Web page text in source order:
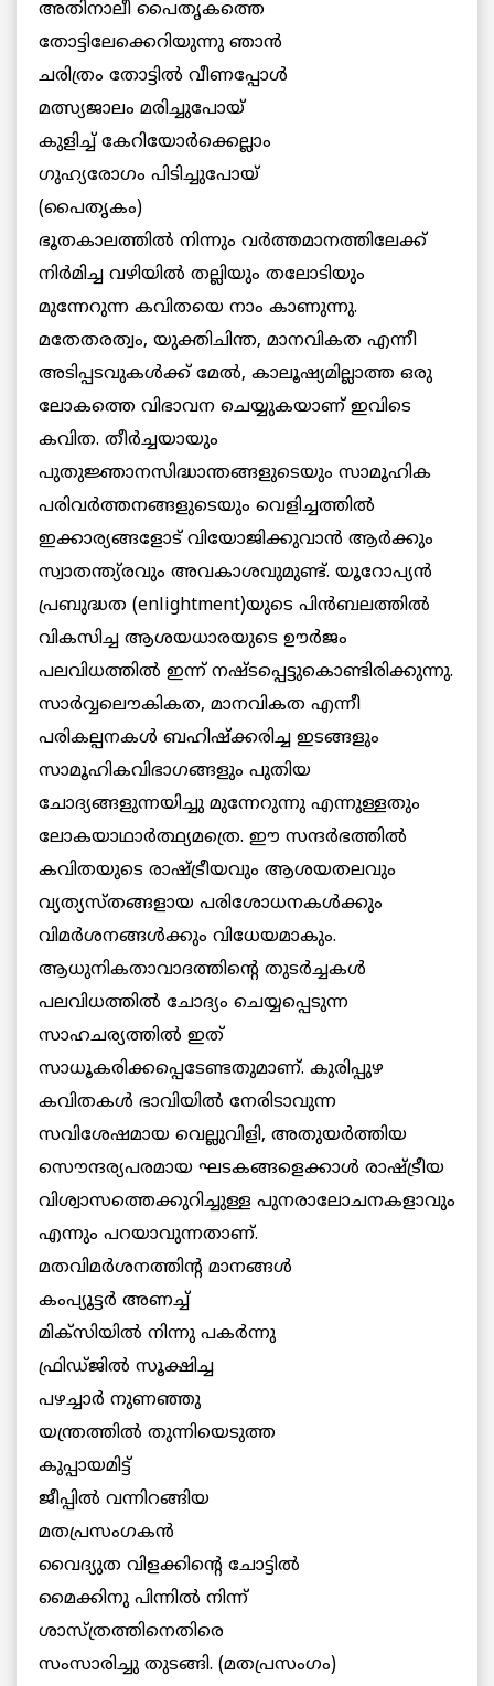
അതിനാലീ പൈതൃകത്തെ
തോട്ടിലേക്കെറിയുന്നു ഞാന്‍
ചരിത്രം തോട്ടില്‍ വീണപ്പോള്‍
മത്സ്യജാലം മരിച്ചുപോയ്
കുളിച്ച് കേറിയോര്‍ക്കെല്ലാം
ഗുഹ്യരോഗം പിടിച്ചുപോയ്
(പൈതൃകം)
ഭൂതകാലത്തില്‍ നിന്നും വര്‍ത്തമാനത്തിലേക്ക്
നിര്‍മിച്ച വഴിയില്‍ തല്ലിയും തലോടിയും
മുന്നേറുന്ന കവിതയെ നാം കാണുന്നു.
മതേതരത്വം, യുക്തിചിന്ത, മാനവികത എന്നീ
അടിപ്പടവുകള്‍ക്ക് മേല്‍, കാലൂഷ്യമില്ലാത്ത ഒരു
ലോകത്തെ വിഭാവന ചെയ്യുകയാണ് ഇവിടെ
കവിത. തീര്‍ച്ചയായും
പുതുജ്ഞാനസിദ്ധാന്തങ്ങളുടെയും സാമൂഹിക
പരിവര്‍ത്തനങ്ങളുടെയും വെളിച്ചത്തില്‍
ഇക്കാര്യങ്ങളോട് വിയോജിക്കുവാന്‍ ആര്‍ക്കും
സ്വാതന്ത്യ്രവും അവകാശവുമുണ്ട്. യൂറോപ്യന്‍
പ്രബുദ്ധത (enlightment)യുടെ പിന്‍ബലത്തില്‍
വികസിച്ച ആശയധാരയുടെ ഊര്‍ജം
പലവിധത്തില്‍ ഇന്ന് നഷ്ടപ്പെട്ടുകൊണ്ടിരിക്കുന്നു.
സാര്‍വ്വലൌകികത, മാനവികത എന്നീ
പരികല്പനകള്‍ ബഹിഷ്ക്കരിച്ച ഇടങ്ങളും
സാമൂഹികവിഭാഗങ്ങളും പുതിയ
ചോദ്യങ്ങളുന്നയിച്ചു മുന്നേറുന്നു എന്നുള്ളതും
ലോകയാഥാര്‍ത്ഥ്യമത്രെ. ഈ സന്ദര്‍ഭത്തില്‍
കവിതയുടെ രാഷ്ട്രീയവും ആശയതലവും
വ്യത്യസ്തങ്ങളായ പരിശോധനകള്‍ക്കും
വിമര്‍ശനങ്ങള്‍ക്കും വിധേയമാകും.
ആധുനികതാവാദത്തിന്റെ തുടര്‍ച്ചകള്‍
പലവിധത്തില്‍ ചോദ്യം ചെയ്യപ്പെടുന്ന
സാഹചര്യത്തില്‍ ഇത്
സാധൂകരിക്കപ്പെടേണ്ടതുമാണ്. കുരിപ്പുഴ
കവിതകള്‍ ഭാവിയില്‍ നേരിടാവുന്ന
സവിശേഷമായ വെല്ലുവിളി, അതുയര്‍ത്തിയ
സൌന്ദര്യപരമായ ഘടകങ്ങളെക്കാള്‍ രാഷ്ട്രീയ
വിശ്വാസത്തെക്കുറിച്ചുള്ള പുനരാലോചനകളാവും
എന്നും പറയാവുന്നതാണ്.
മതവിമര്‍ശനത്തിന്റ മാനങ്ങള്‍
കംപ്യൂട്ടര്‍ അണച്ച്
മിക്സിയില്‍ നിന്നു പകര്‍ന്നു
ഫ്രിഡ്ജില്‍ സൂക്ഷിച്ച
പഴച്ചാര്‍ നുണഞ്ഞു
യന്ത്രത്തില്‍ തുന്നിയെടുത്ത
കുപ്പായമിട്ട്
ജീപ്പില്‍ വന്നിറങ്ങിയ
മതപ്രസംഗകന്‍
വൈദ്യുത വിളക്കിന്റെ ചോട്ടില്‍
മൈക്കിനു പിന്നില്‍ നിന്ന്
ശാസ്ത്രത്തിനെതിരെ
സംസാരിച്ചു തുടങ്ങി. (മതപ്രസംഗം)